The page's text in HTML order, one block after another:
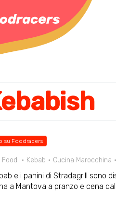
su Foodracers
Kebab Cucina Marocchina
e i panini di Stradagrill sono
a Mantova a pranzo e cena